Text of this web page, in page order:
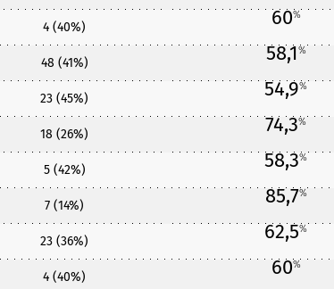
4 (40%) 60%
48 (41%) 58,1%
23 (45%) 54,9%
18 (26%) 74,3%
5 (42%) 58,3%
7 (14%) 85,7%
23 (36%) 62,5%
4 (40%) 60%